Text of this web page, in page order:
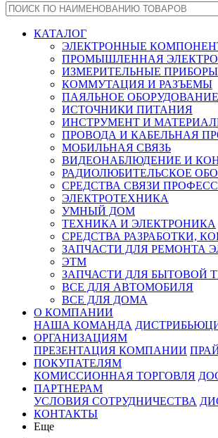
КАТАЛОГ
ЭЛЕКТРОННЫЕ
ПРОМЫШЛЕННАЯ
ИЗМЕРИТЕЛЬНЫЕ ПРИБОРЫ
КОММУТАЦИЯ И РАЗЪЕМЫ
ПАЯЛЬНОЕ ОБОРУДОВАНИЕ
ИСТОЧНИКИ ПИТАНИЯ
ИНСТРУМЕНТ И
ПРОВОДА И КАБЕЛЬНАЯ
МОБИЛЬНАЯ СВЯЗЬ
ВИДЕОНАБЛЮДЕНИЕ И
РАДИОЛЮБИТЕЛЬСКОЕ
СРЕДСТВА СВЯЗИ
ЭЛЕКТРОТЕХНИКА
УМНЫЙ ДОМ
ТЕХНИКА И ЭЛЕКТРОНИКА
СРЕДСТВА РАЗРАБОТКИ,
ЗАПЧАСТИ ДЛЯ РЕМОНТА
ЭТМ
ЗАПЧАСТИ ДЛЯ БЫТОВОЙ
ВСЕ ДЛЯ АВТОМОБИЛЯ
ВСЕ ДЛЯ ДОМА
О КОМПАНИИ
НАША КОМАНДА
ОРГАНИЗАЦИЯМ
ПРЕЗЕНТАЦИЯ КОМПАНИИ
ПОКУПАТЕЛЯМ
КОМИССИОННАЯ ТОРГОВЛЯ
ПАРТНЕРАМ
УСЛОВИЯ СОТРУДНИЧЕСТВА
КОНТАКТЫ
Еще